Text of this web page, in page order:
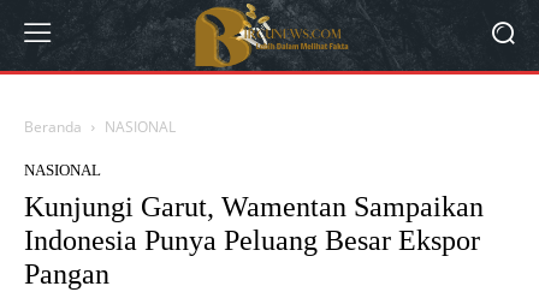
Beranda NASIONAL
NASIONAL
Kunjungi Garut, Wamentan Sampaikan
Indonesia Punya Peluang Besar Ekspor
Pangan